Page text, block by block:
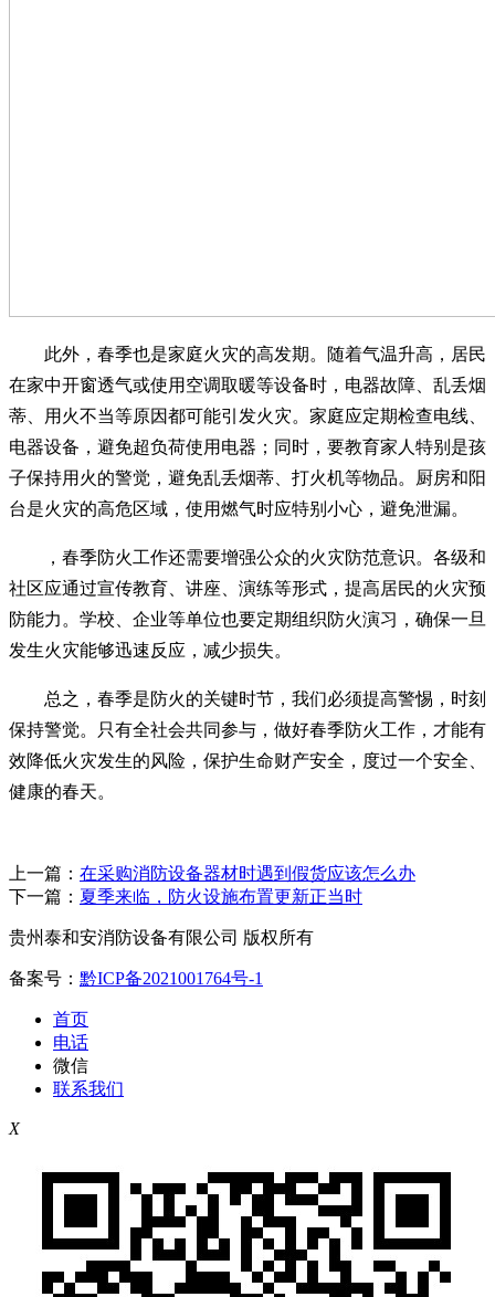
此外，春季也是家庭火灾的高发期。随着气温升高，居民
在家中开窗透气或使用空调取暖等设备时，电器故障、乱丢烟
蒂、用火不当等原因都可能引发火灾。家庭应定期检查电线、
电器设备，避免超负荷使用电器；同时，要教育家人特别是孩
子保持用火的警觉，避免乱丢烟蒂、打火机等物品。厨房和阳
台是火灾的高危区域，使用燃气时应特别小心，避免泄漏。
，春季防火工作还需要增强公众的火灾防范意识。各级和
社区应通过宣传教育、讲座、演练等形式，提高居民的火灾预
防能力。学校、企业等单位也要定期组织防火演习，确保一旦
发生火灾能够迅速反应，减少损失。
总之，春季是防火的关键时节，我们必须提高警惕，时刻
保持警觉。只有全社会共同参与，做好春季防火工作，才能有
效降低火灾发生的风险，保护生命财产安全，度过一个安全、
健康的春天。
上一篇： 在采购消防设备器材时遇到假货应该怎么办
下一篇： 夏季来临，防火设施布置更新正当时
贵州泰和安消防设备有限公司 版权所有
备案号： 黔ICP备2021001764号-1
首页
电话
微信
联系我们
X